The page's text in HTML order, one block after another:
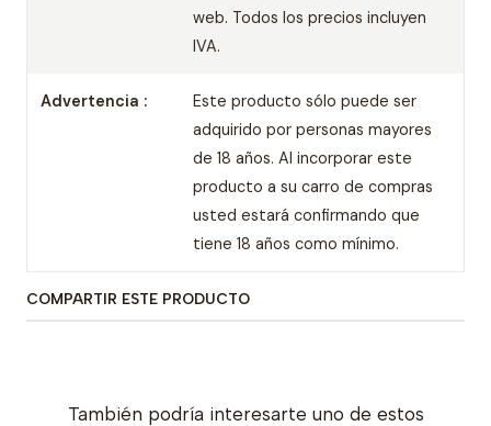
web. Todos los precios incluyen
IVA.
Advertencia :
Este producto sólo puede ser
adquirido por personas mayores
de 18 años. Al incorporar este
producto a su carro de compras
usted estará confirmando que
tiene 18 años como mínimo.
COMPARTIR ESTE PRODUCTO
También podría interesarte uno de estos